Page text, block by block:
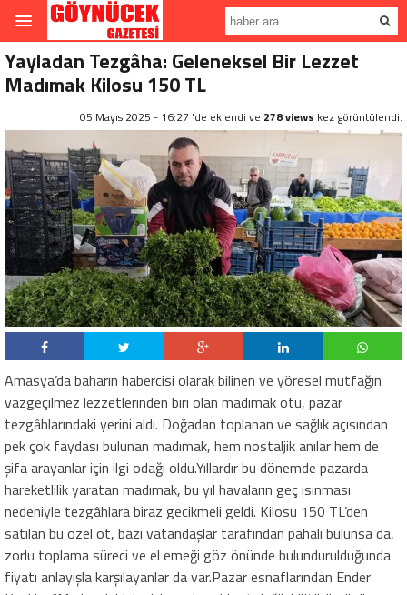
Yayladan Tezgâha: Geleneksel Bir Lezzet
Madımak Kilosu 150 TL
05 Mayıs 2025 - 16:27 'de eklendi ve 278 views kez görüntülendi.
Amasya’da baharın habercisi olarak bilinen ve yöresel mutfağın
vazgeçilmez lezzetlerinden biri olan madımak otu, pazar
tezgâhlarındaki yerini aldı. Doğadan toplanan ve sağlık açısından
pek çok faydası bulunan madımak, hem nostaljik anılar hem de
şifa arayanlar için ilgi odağı oldu.Yıllardır bu dönemde pazarda
hareketlilik yaratan madımak, bu yıl havaların geç ısınması
nedeniyle tezgâhlara biraz gecikmeli geldi. Kilosu 150 TL’den
satılan bu özel ot, bazı vatandaşlar tarafından pahalı bulunsa da,
zorlu toplama süreci ve el emeği göz önünde bulundurulduğunda
fiyatı anlayışla karşılayanlar da var.Pazar esnaflarından Ender